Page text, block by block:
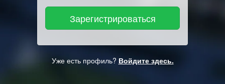
Уже есть профиль? Войдите здесь.